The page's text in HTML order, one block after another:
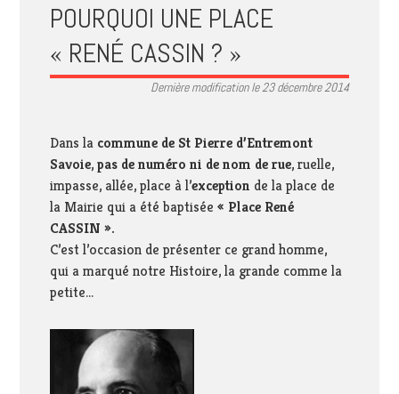
POURQUOI UNE PLACE
« RENÉ CASSIN ? »
Dernière modification le 23 décembre 2014
Dans la commune de St Pierre d’Entremont
Savoie,pas de numéro ni de nom de rue, ruelle,
impasse, allée, place à l’exception de la place de
la Mairie qui a été baptisée« Place René
CASSIN ».
C’est l’occasion de présenter ce grand homme,
qui a marqué notre Histoire, la grande comme la
petite…